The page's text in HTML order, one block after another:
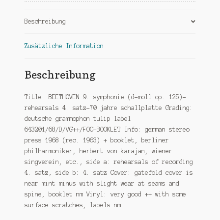
Menge
Beschreibung
Zusätzliche Information
Beschreibung
Title: BEETHOVEN 9. symphonie (d-moll op. 125)-
rehearsals 4. satz-70 jahre schallplatte Grading:
deutsche grammophon tulip label
643201/68/D/VG++/FOC-BOOKLET Info: german stereo
press 1968 (rec. 1963) + booklet, berliner
philharmoniker, herbert von karajan, wiener
singverein, etc., side a: rehearsals of recording
4. satz, side b: 4. satz Cover: gatefold cover is
near mint minus with slight wear at seams and
spine, booklet nm Vinyl: very good ++ with some
surface scratches, labels nm